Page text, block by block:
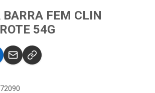
BARRA FEM CLIN
54G